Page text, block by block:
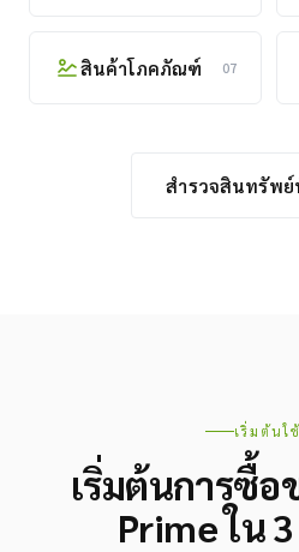
สินค้าโภคภัณฑ์ 07
สำรวจสินทรัพ
เริ่มต้นใ
เริ่มต้นการซื้อ
Prime ใน